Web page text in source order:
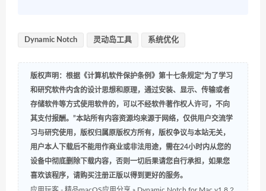
Dynamic Notch 灵动岛工具 系统优化
版权声明：根据《计算机软件保护条例》第十七条规定“为了学习
和研究软件内含的设计思想和原理，通过安装、显示、传输或者
存储软件等方式使用软件的，可以不经软件著作权人许可，不向
其支付报酬。”本站所有内容资源均来源于网络，仅供用户交流学
习与研究使用，版权归属原版权方所有，版权争议与本站无关，
用户本人下载后不能用作商业或非法用途，需在24小时内从您的
设备中彻底删除下载内容，否则一切后果请您自行承担，如果您
喜欢该程序，请购买注册正版以得到更好的服务。